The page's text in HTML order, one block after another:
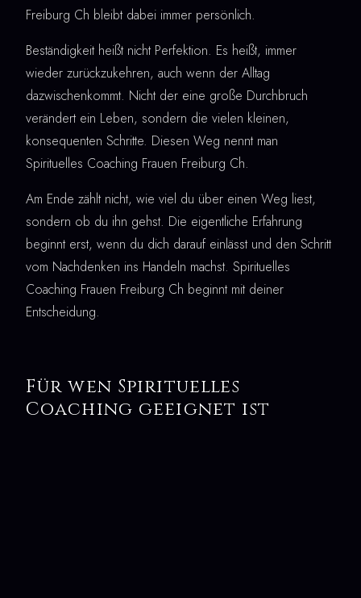
Freiburg Ch bleibt dabei immer persönlich.
Beständigkeit heißt nicht Perfektion. Es heißt, immer
wieder zurückzukehren, auch wenn der Alltag
dazwischenkommt. Nicht der eine große Durchbruch
verändert ein Leben, sondern die vielen kleinen,
konsequenten Schritte. Diesen Weg nennt man
Spirituelles Coaching Frauen Freiburg Ch.
Am Ende zählt nicht, wie viel du über einen Weg liest,
sondern ob du ihn gehst. Die eigentliche Erfahrung
beginnt erst, wenn du dich darauf einlässt und den Schritt
vom Nachdenken ins Handeln machst. Spirituelles
Coaching Frauen Freiburg Ch beginnt mit deiner
Entscheidung.
Für wen Spirituelles
Coaching geeignet ist